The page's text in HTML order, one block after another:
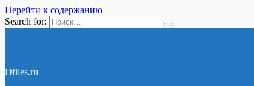
Перейти к содержанию
Search for:
Dfiles.ru